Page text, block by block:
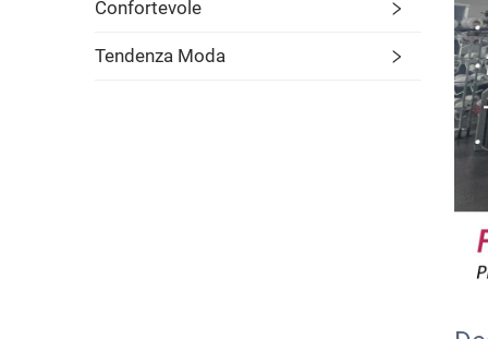
Confortevole
Tendenza Moda